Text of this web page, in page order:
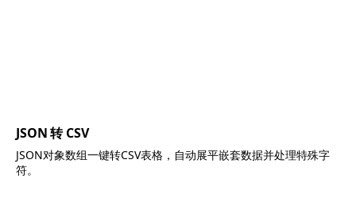
JSON 转 CSV
JSON对象数组一键转CSV表格，自动展平嵌套数据并处理特殊字
符。